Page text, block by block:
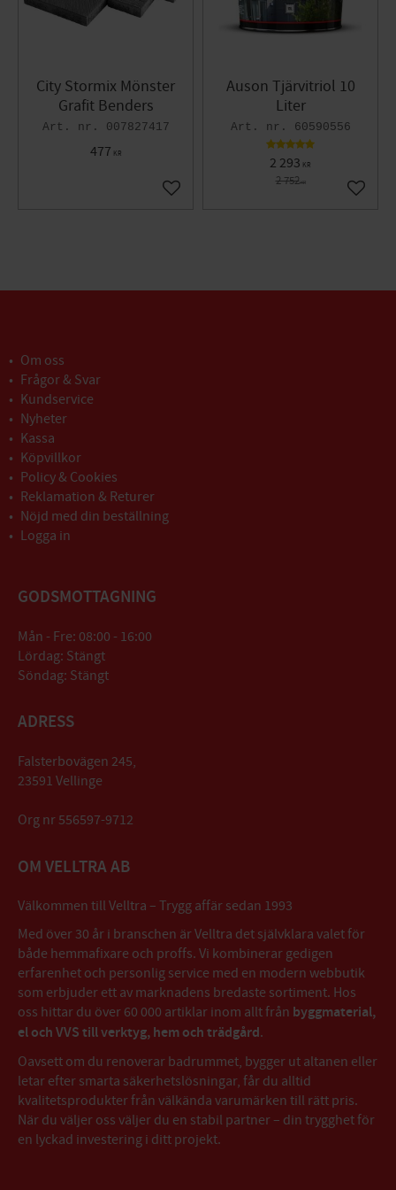
City Stormix Mönster
Grafit Benders
007827417
477 KR
Lägg till i favoriter
Auson Tjärvitriol 10
Liter
60590556
2 293 KR
2 752KR
Lägg
Om oss
Frågor & Svar
Kundservice
Nyheter
Kassa
Köpvillkor
Policy & Cookies
Reklamation & Returer
Nöjd med din beställning
Logga in
GODSMOTTAGNING
Mån - Fre: 08:00 - 16:00
Lördag: Stängt
Söndag: Stängt
ADRESS
Falsterbovägen 245,
23591 Vellinge
Org nr 556597-9712
OM VELLTRA AB
Välkommen till Velltra – Trygg affär sedan 1993
Med över 30 år i branschen är Velltra det självklara valet för
både hemmafixare och proffs. Vi kombinerar gedigen
erfarenhet och personlig service med en modern webbutik
som erbjuder ett av marknadens bredaste sortiment. Hos
oss hittar du över 60 000 artiklar inom allt från byggmaterial,
el och VVS till verktyg, hem och trädgård.
Oavsett om du renoverar badrummet, bygger ut altanen eller
letar efter smarta säkerhetslösningar, får du alltid
kvalitetsprodukter från välkända varumärken till rätt pris.
När du väljer oss väljer du en stabil partner – din trygghet för
en lyckad investering i ditt projekt.